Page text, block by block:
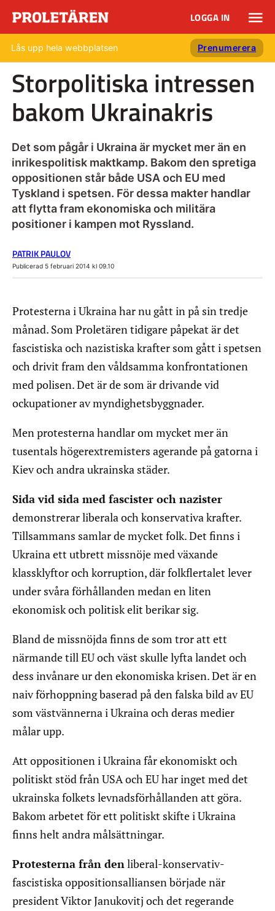
LOGGA IN
Lås upp hela webbplatsen Prenumerera
Storpolitiska intressen
bakom Ukrainakris
Det som pågår i Ukraina är mycket mer än en
inrikespolitisk maktkamp. Bakom den spretiga
oppositionen står både USA och EU med
Tyskland i spetsen. För dessa makter handlar
att flytta fram ekonomiska och militära
positioner i kampen mot Ryssland.
PATRIK PAULOV
Publicerad 5 februari 2014 kl 09.10
Protesterna i Ukraina har nu gått in på sin tredje
månad. Som Proletären tidigare påpekat är det
fascistiska och nazistiska krafter som gått i spetsen
och drivit fram den våldsamma konfrontationen
med polisen. Det är de som är drivande vid
ockupationer av myndighetsbyggnader.
Men protesterna handlar om mycket mer än
tusentals högerextremisters agerande på gatorna i
Kiev och andra ukrainska städer.
Sida vid sida med fascister och nazister
demonstrerar liberala och konservativa krafter.
Tillsammans samlar de mycket folk. Det finns i
Ukraina ett utbrett missnöje med växande
klassklyftor och korruption, där folkflertalet lever
under svåra förhållanden medan en liten
ekonomisk och politisk elit berikar sig.
Bland de missnöjda finns de som tror att ett
närmande till EU och väst skulle lyfta landet och
dess invånare ur den ekonomiska krisen. Det är en
naiv förhoppning baserad på den falska bild av EU
som västvännerna i Ukraina och deras medier
målar upp.
Att oppositionen i Ukraina får ekonomiskt och
politiskt stöd från USA och EU har inget med det
ukrainska folkets levnadsförhållanden att göra.
Bakom arbetet för ett politiskt skifte i Ukraina
finns helt andra målsättningar.
Protesterna från denliberal-konservativ-
fascistiska oppositionsalliansen började när
president Viktor Janukovitj och det regerande